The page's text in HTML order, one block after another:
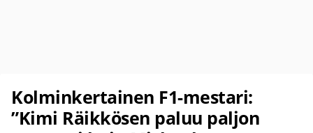
Kolminkertainen F1-mestari:
”Kimi Räikkösen paluu paljon